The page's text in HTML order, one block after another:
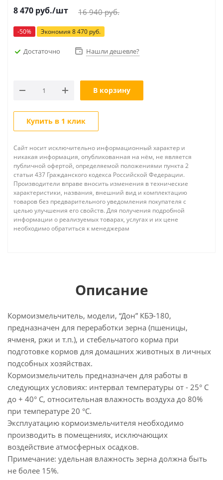
8 470 руб./шт 16 940руб.
-50% Экономия 8 470 руб.
Достаточно Нашли дешевле?
В корзину
Купить в 1 клик
Сайт носит исключительно информационный характер и
никакая информация, опубликованная на нём, не является
публичной офертой, определяемой положениями пункта 2
статьи 437 Гражданского кодекса Российской Федерации.
Производители вправе вносить изменения в технические
характеристики, названия, внешний вид и комплектацию
товаров без предварительного уведомления покупателя с
целью улучшения его свойств. Для получения подробной
информации о реализуемых товарах, услугах и их цене
необходимо обратиться к менеджерам
Описание
Кормоизмельчитель, модели, “Дон” КБЭ-180,
предназначен для переработки зерна (пшеницы,
ячменя, ржи и т.п.), и стебельчатого корма при
подготовке кормов для домашних животных в личных
подсобных хозяйствах.
Кормоизмельчитель предназначен для работы в
следующих условиях: интервал температуры от - 25° С
до + 40° С, относительная влажность воздуха до 80%
при температуре 20 °С.
Эксплуатацию кормоизмельчителя необходимо
производить в помещениях, исключающих
воздействие атмосферных осадков.
Примечание: удельная влажность зерна должна быть
не более 15%.